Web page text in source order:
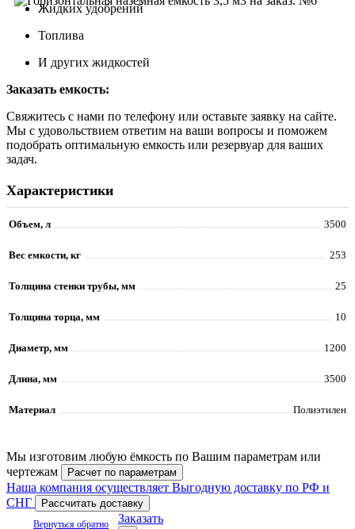
Жидких удобрений
Топлива
И других жидкостей
Заказать емкость:
Свяжитесь с нами по телефону или оставьте заявку на сайте.
Мы с удовольствием ответим на ваши вопросы и поможем
подобрать оптимальную емкость или резервуар для ваших
задач.
Характеристики
Объем, л 3500
Вес емкости, кг 253
Толщина стенки трубы, мм 25
Толщина торца, мм 10
Диаметр, мм 1200
Длина, мм 3500
Материал Полиэтилен
Мы изготовим любую ёмкость по Вашим параметрам или
чертежам
Расчет по параметрам
Наша компания осуществляет Выгодную доставку по РФ и
СНГ
Рассчитать доставку
Вернуться обратно Заказать